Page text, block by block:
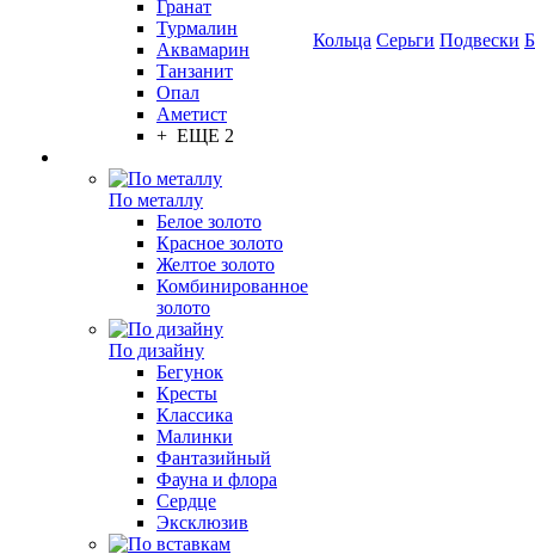
Гранат
Турмалин
Аквамарин
Танзанит
Опал
Аметист
+ ЕЩЕ 2
По металлу
Белое золото
Красное золото
Желтое золото
Комбинированное
золото
По дизайну
Бегунок
Кресты
Классика
Малинки
Фантазийный
Фауна и флора
Сердце
Эксклюзив
Кольца Серьги Подвески